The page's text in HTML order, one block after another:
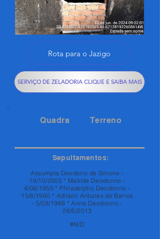
Rota para o Jazigo
SERVIÇO DE ZELADORIA CLIQUE E SAIBA MAIS
Quadra Terreno
Sepultamentos:
Assumpta Deodono de Simone -
18/10/2005 * Matilde Deodonno -
6/06/1955 * Philadelpho Deodonno -
15/8/1960 * Adilson Antunes de Barros
- 5/03/1968 * Anna Deodonno -
26/5/2013
#N/D